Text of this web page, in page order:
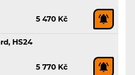
5 470 Kč
HS24
5 770 Kč